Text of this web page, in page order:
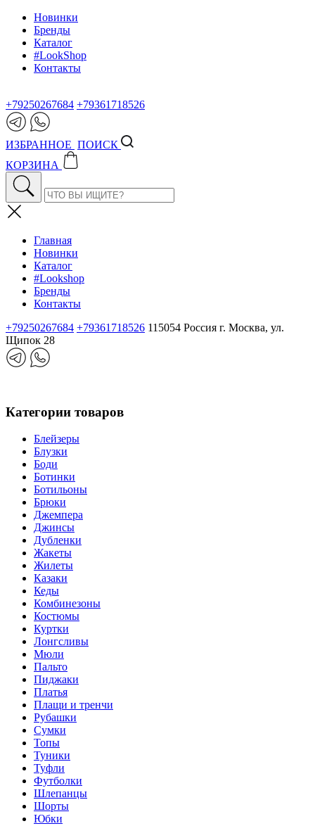
Новинки
Бренды
Каталог
#LookShop
Контакты
+79250267684 +79361718526
ИЗБРАННОЕ ПОИСК
КОРЗИНА
Главная
Новинки
Каталог
#Lookshop
Бренды
Контакты
+79250267684 +79361718526 115054 Россия г. Москва, ул.
Щипок 28
Категории товаров
Блейзеры
Блузки
Боди
Ботинки
Ботильоны
Брюки
Джемпера
Джинсы
Дубленки
Жакеты
Жилеты
Казаки
Кеды
Комбинезоны
Костюмы
Куртки
Лонгсливы
Мюли
Пальто
Пиджаки
Платья
Плащи и тренчи
Рубашки
Сумки
Топы
Туники
Туфли
Футболки
Шлепанцы
Шорты
Юбки